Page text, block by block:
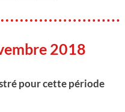
2018
pour cette période